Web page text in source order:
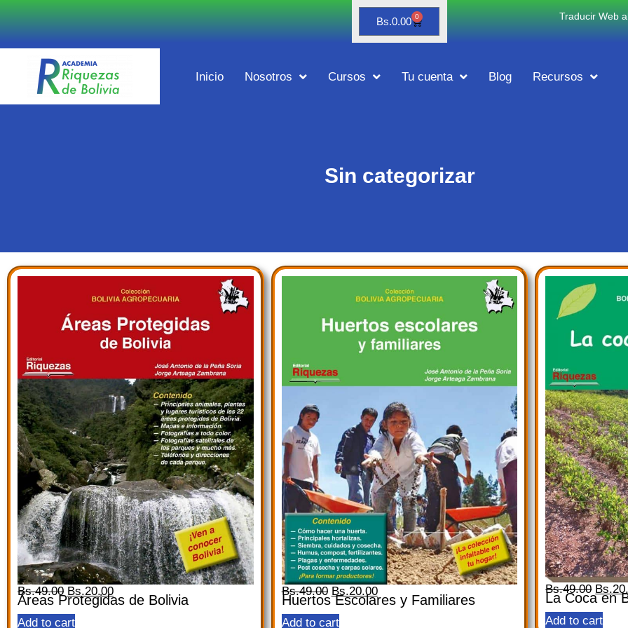
Bs.0.00 0 Traducir Web
Inicio Nosotros Cursos Tu cuenta Blog Recursos
Sin categorizar
Bs.49.00 Bs.20.00
Áreas Protegidas de Bolivia
Add to cart
Bs.49.00 Bs.20.00
Huertos Escolares y Familiares
Add to cart
Bs.49.00 Bs.
La Coca en
Add to cart